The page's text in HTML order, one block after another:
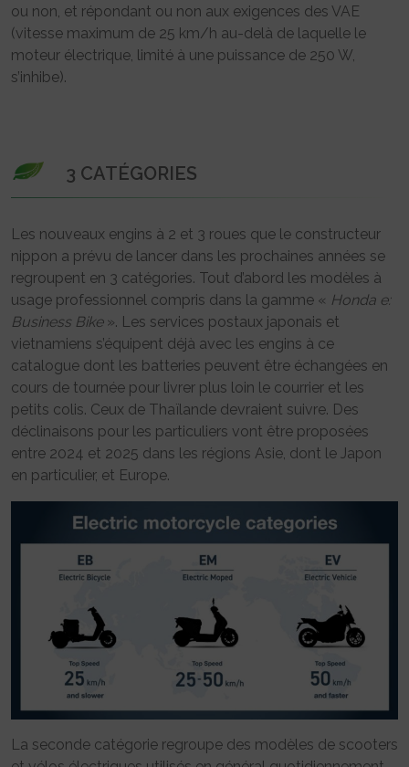
ou non, et répondant ou non aux exigences des VAE
(vitesse maximum de 25 km/h au-delà de laquelle le
moteur électrique, limité à une puissance de 250 W,
s’inhibe).
3 CATÉGORIES
Les nouveaux engins à 2 et 3 roues que le constructeur
nippon a prévu de lancer dans les prochaines années se
regroupent en 3 catégories. Tout d’abord les modèles à
usage professionnel compris dans la gamme « Honda e:
Business Bike». Les services postaux japonais et
vietnamiens s’équipent déjà avec les engins à ce
catalogue dont les batteries peuvent être échangées en
cours de tournée pour livrer plus loin le courrier et les
petits colis. Ceux de Thaïlande devraient suivre. Des
déclinaisons pour les particuliers vont être proposées
entre 2024 et 2025 dans les régions Asie, dont le Japon
en particulier, et Europe.
La seconde catégorie regroupe des modèles de scooters